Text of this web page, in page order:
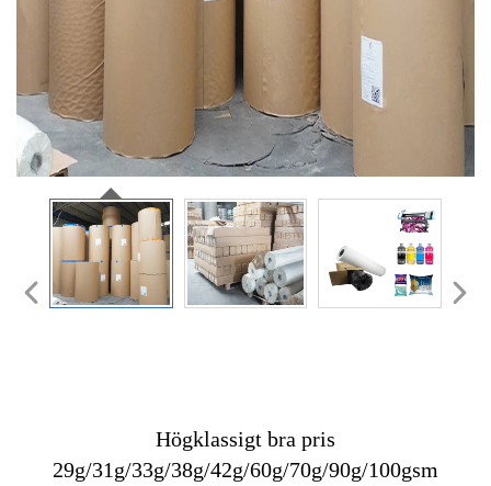
Högklassigt bra pris
29g/31g/33g/38g/42g/60g/70g/90g/100gsm